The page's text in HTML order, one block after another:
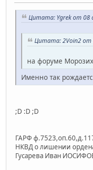
Цитата: Ygrek от 08
Цитата: 2Voin2 от
на форуме
Именно так
;D :D ;D
ГАРФ
НКВД о лишении
Гусарева Иван